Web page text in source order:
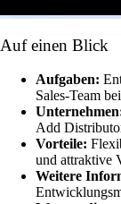
Auf einen Blick
Aufgaben:
Sales-Team
Add
Vorteile:
und attraktive
Weitere